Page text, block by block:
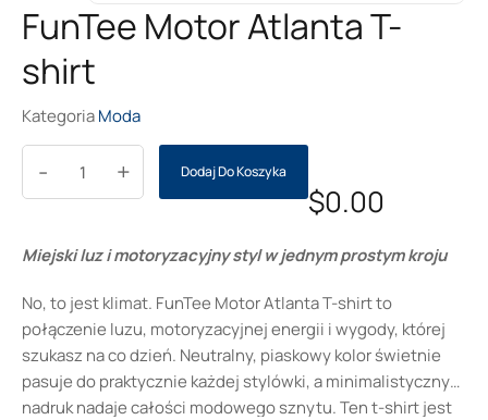
FunTee Motor Atlanta T-
shirt
KategoriaModa
+
- Dodaj Do Koszyka
$0.00
Miejski luz i motoryzacyjny styl w jednym prostym kroju
No, to jest klimat. FunTee Motor Atlanta T-shirt to
połączenie luzu, motoryzacyjnej energii i wygody, której
szukasz na co dzień. Neutralny, piaskowy kolor świetnie
pasuje do praktycznie każdej stylówki, a minimalistyczny
nadruk nadaje całości modowego sznytu. Ten t-shirt jest